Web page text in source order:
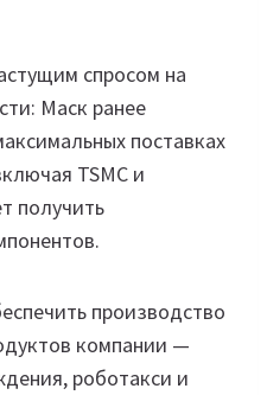
спросом на
Маск ранее
поставках
TSMC и
получить
производство
компании —
роботакси и